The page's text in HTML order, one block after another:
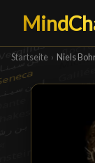
Startseite › Niels